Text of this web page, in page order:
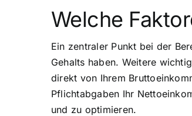
Welche
Ein zentraler Punkt bei der
Gehalts haben. Weitere
direkt von Ihrem
Pflichtabgaben Ihr
und zu optimieren.